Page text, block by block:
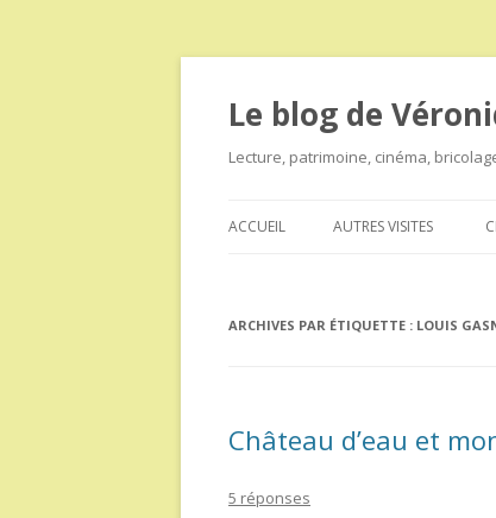
Le blog de
Lecture, patrimoine, cinéma,
ACCUEIL AUTRES VISITES
ARCHIVES PAR ÉTIQUETTE : LOUIS
Château d’eau et
5 réponses